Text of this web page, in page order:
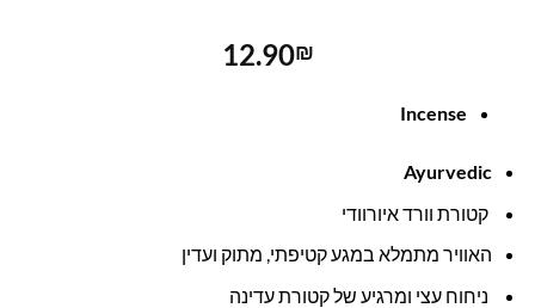
12.90₪
Incense
Ayurvedic
קטורת וורד איורוודי
האוויר מתמלא במגע קטיפתי, מתוק ועדין
ניחוח עצי ומרגיע של קטורת עדינה